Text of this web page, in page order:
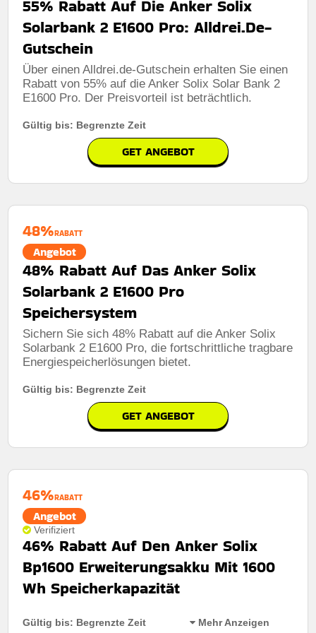
Art des Angebots:Zeitlich begrenztes angebot
Bedingungen:
Weitere Informationen finden Sie in den
Nutzungsbedingungen auf der Website des Händlers.
55% Rabatt Auf Die Anker Solix
Solarbank 2 E1600 Pro: Alldrei.De-
Gutschein
Über einen Alldrei.de-Gutschein erhalten Sie einen
Rabatt von 55% auf die Anker Solix Solar Bank 2
E1600 Pro. Der Preisvorteil ist beträchtlich.
Gültig bis: Begrenzte Zeit
GET ANGEBOT
48%RABATT
Angebot
48% Rabatt Auf Das Anker Solix
Solarbank 2 E1600 Pro
Speichersystem
Sichern Sie sich 48% Rabatt auf die Anker Solix
Solarbank 2 E1600 Pro, die fortschrittliche tragbare
Energiespeicherlösungen bietet.
Gültig bis: Begrenzte Zeit
GET ANGEBOT
46%RABATT
Angebot
Verifiziert
46% Rabatt Auf Den Anker Solix
Bp1600 Erweiterungsakku Mit 1600
Wh Speicherkapazität
Gültig bis: Begrenzte Zeit Mehr Anzeigen